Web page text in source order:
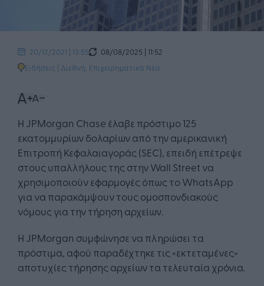
20/12/2021 | 13:55
08/08/2025 | 11:52
Ειδήσεις | Διεθνή Επιχειρηματικά Νέα
Η JPMorgan Chase έλαβε πρόστιμο 125
εκατομμυρίων δολαρίων από την αμερικανική
Επιτροπή Κεφαλαιαγοράς (SEC), επειδή επέτρεψε
στους υπαλλήλους της στην Wall Street να
χρησιμοποιούν εφαρμογές όπως το WhatsApp
για να παρακάμψουν τους ομοσπονδιακούς
νόμους για την τήρηση αρχείων.
Η JPMorgan συμφώνησε να πληρώσει τα
πρόστιμα, αφού παραδέχτηκε τις «εκτεταμένες»
αποτυχίες τήρησης αρχείων τα τελευταία χρόνια.